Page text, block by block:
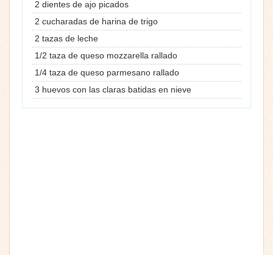
2 dientes de ajo picados
2 cucharadas de harina de trigo
2 tazas de leche
1/2 taza de queso mozzarella rallado
1/4 taza de queso parmesano rallado
3 huevos con las claras batidas en nieve